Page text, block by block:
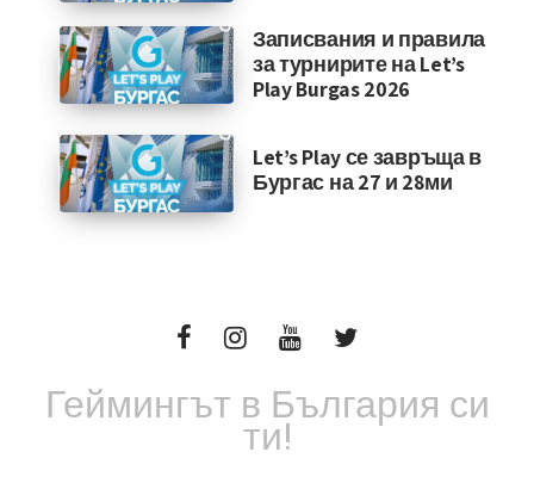
Записвания и правила
за турнирите на Let’s
Play Burgas 2026
Let’s Play се завръща в
Бургас на 27 и 28ми
Геймингът в България си
ти!